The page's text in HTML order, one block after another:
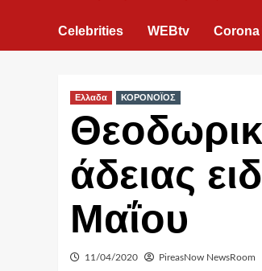
Celebrities WEBtv Corona
Ελλαδα ΚΟΡΟΝΟΪΟΣ
άδειας
Μαΐου
11/04/2020 PireasNow NewsRoom